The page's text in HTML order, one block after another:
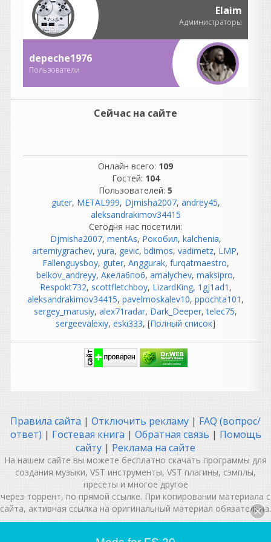
специальном юбилейном
издании, посвященном 20-
летию.
не согласна с этим
В нем есть доля
ностальгии, но как
описание реальности он
сильно идеализирован.
Разберем по частям.
«Как же было спокойно до
появления компа...»
На самом деле не совсем.
Да, компьютеров не было,
но были свои проблемы:
магнитофоны требовали
постоянной калибровки;
нужно было выставлять ток
подмагничивания (bias);
головки;
менять ленты, потому что
переписывать целый дубль.
То есть работы было не
меньше, просто она была
другой.
Подключил проводочки,
заправил ленточку, прогрел
лампочку...
Это романтичная картина,
Elaim
Администраторы
depeche1976
Пользователи
Сейчас на сайте
Онлайн всего: 109
Гостей: 104
Пользователей: 5
guter, METAL999, Djmisha2007, andrey45,
aleksandrakimov34415
Сегодня нас посетили:
Djmisha2007, mentAs, Рокобил, kalchenia,
artemiygrachev, yura, gevic, bdimos, vadimetz, LMP,
Fallenguysboy, guter, Anggurak, furqatmaestro,
belkov_andreyy, Акела6по6, amalychev, maksipro,
Respokt732, scottfletchboy, LizardKing, 1gj1ad1 ,
aleksandrakimov34415, pavelmoskalev10, ppochta101 ,
sergey_marusiy, alex71radar, Dark_Deeper,telec75,
sergeevalexiy, eski333, [Полный список]
Правила сайта | Отключить рекламу | FAQ (вопрос/
ответ) | Гостевая книга | Обратная связь | Помощь
сайту | Реклама на сайте
На нашем сайте вы можете бесплатно скачать программы для
создания музыки, VST инструменты, VST плагины, сэмплы,
пресеты и многое другое
через торрент, по прямой ссылке. При копировании материала с
сайта, активная ссылка на оригинальный материал обязательна.